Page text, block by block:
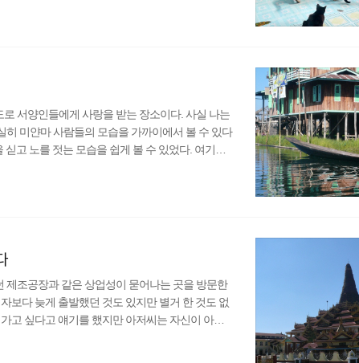
이의 유명세에 밀려 다른 볼거리는 여행자들의
서양인들에게 사랑을 받는 장소이다. 사실 나는
미얀마 사람들의 모습을 가까이에서 볼 수 있다
고 노를 젓는 모습을 쉽게 볼 수 있었다. 여기에
은 아니었고, 내가 타고 있던 보트도 마찬가지였
조공장과 같은 상업성이 묻어나는 곳을 방문한
보다 늦게 출발했던 것도 있지만 별거 한 것도 없
고 싶다고 얘기를 했지만 아저씨는 자신이 아는
혼자하니 좀 심심하긴 했다. 여러 투어를 해보긴